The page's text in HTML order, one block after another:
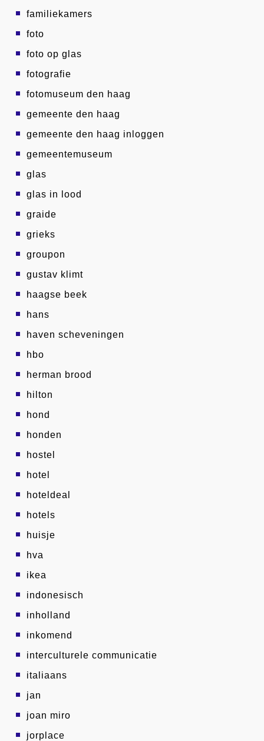
familiekamers
foto
foto op glas
fotografie
fotomuseum den haag
gemeente den haag
gemeente den haag inloggen
gemeentemuseum
glas
glas in lood
graide
grieks
groupon
gustav klimt
haagse beek
hans
haven scheveningen
hbo
herman brood
hilton
hond
honden
hostel
hotel
hoteldeal
hotels
huisje
hva
ikea
indonesisch
inholland
inkomend
interculturele communicatie
italiaans
jan
joan miro
jorplace